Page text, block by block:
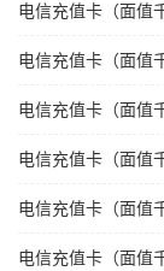
电信充值卡（面值
电信充值卡（面值
电信充值卡（面值
电信充值卡（面值
电信充值卡（面值
电信充值卡（面值